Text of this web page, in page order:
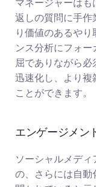
マネージャーはも
返しの質問に手作
り価値のあるや
ンス分析にフォ
屈でありながら
迅速化し、より複
ことができます。
エンゲージメン
ソーシャルメデ
の、さらには自